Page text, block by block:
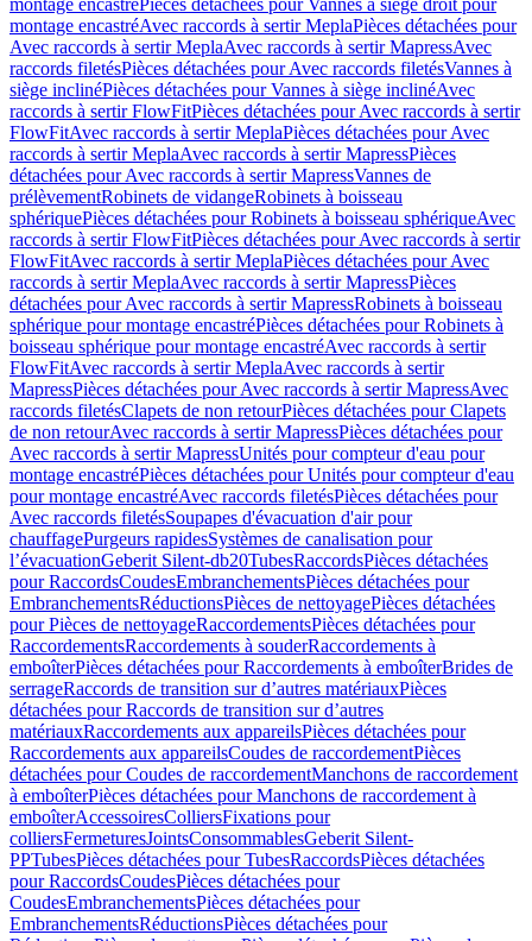
montage encastréPièces détachées pour Vannes à siège droit pour
montage encastréAvec raccords à sertir MeplaPièces détachées pour
Avec raccords à sertir MeplaAvec raccords à sertir MapressAvec
raccords filetésPièces détachées pour Avec raccords filetésVannes à
siège inclinéPièces détachées pour Vannes à siège inclinéAvec
raccords à sertir FlowFitPièces détachées pour Avec raccords à sertir
FlowFitAvec raccords à sertir MeplaPièces détachées pour Avec
raccords à sertir MeplaAvec raccords à sertir MapressPièces
détachées pour Avec raccords à sertir MapressVannes de
prélèvementRobinets de vidangeRobinets à boisseau
sphériquePièces détachées pour Robinets à boisseau sphériqueAvec
raccords à sertir FlowFitPièces détachées pour Avec raccords à sertir
FlowFitAvec raccords à sertir MeplaPièces détachées pour Avec
raccords à sertir MeplaAvec raccords à sertir MapressPièces
détachées pour Avec raccords à sertir MapressRobinets à boisseau
sphérique pour montage encastréPièces détachées pour Robinets à
boisseau sphérique pour montage encastréAvec raccords à sertir
FlowFitAvec raccords à sertir MeplaAvec raccords à sertir
MapressPièces détachées pour Avec raccords à sertir MapressAvec
raccords filetésClapets de non retourPièces détachées pour Clapets
de non retourAvec raccords à sertir MapressPièces détachées pour
Avec raccords à sertir MapressUnités pour compteur d'eau pour
montage encastréPièces détachées pour Unités pour compteur d'eau
pour montage encastréAvec raccords filetésPièces détachées pour
Avec raccords filetésSoupapes d'évacuation d'air pour
chauffagePurgeurs rapidesSystèmes de canalisation pour
l’évacuationGeberit Silent-db20TubesRaccordsPièces détachées
pour RaccordsCoudesEmbranchementsPièces détachées pour
EmbranchementsRéductionsPièces de nettoyagePièces détachées
pour Pièces de nettoyageRaccordementsPièces détachées pour
RaccordementsRaccordements à souderRaccordements à
emboîterPièces détachées pour Raccordements à emboîterBrides de
serrageRaccords de transition sur d’autres matériauxPièces
détachées pour Raccords de transition sur d’autres
matériauxRaccordements aux appareilsPièces détachées pour
Raccordements aux appareilsCoudes de raccordementPièces
détachées pour Coudes de raccordementManchons de raccordement
à emboîterPièces détachées pour Manchons de raccordement à
emboîterAccessoiresColliersFixations pour
colliersFermeturesJointsConsommablesGeberit Silent-
PPTubesPièces détachées pour TubesRaccordsPièces détachées
pour RaccordsCoudesPièces détachées pour
CoudesEmbranchementsPièces détachées pour
EmbranchementsRéductionsPièces détachées pour